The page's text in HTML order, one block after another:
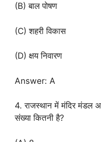
(B) बाल पोषण
(C) शहरी विकास
(D) क्षय निवारण
Answer: A
4. राजस्थान में मंदिर मंडल
संख्या कितनी है?